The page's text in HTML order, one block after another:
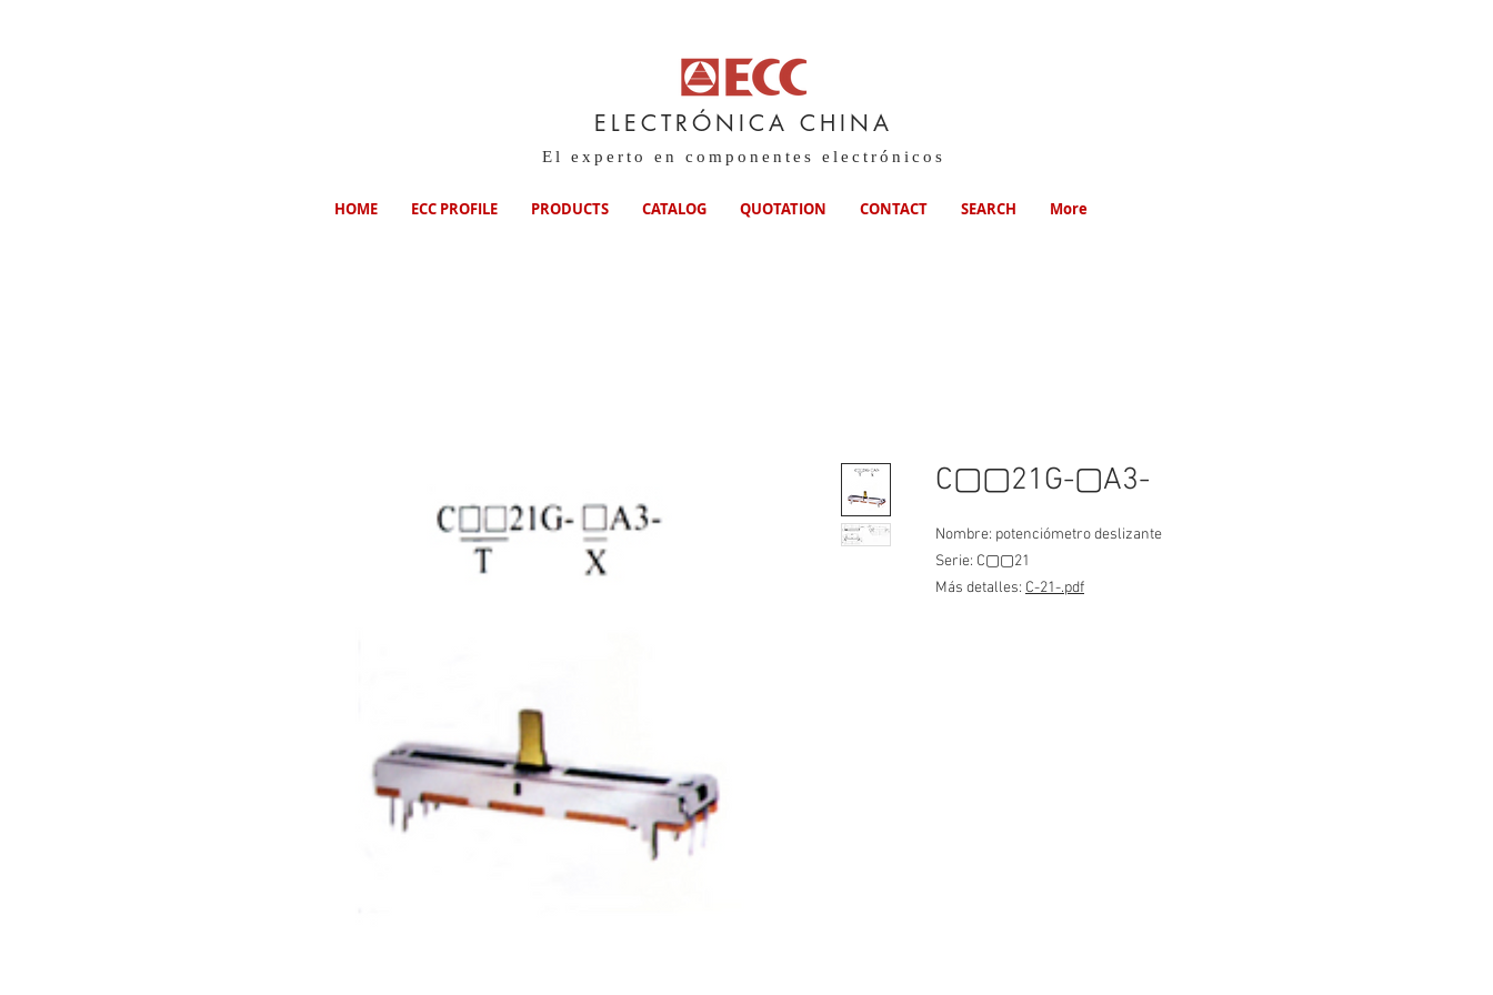
ELECTRÓNICA CHINA
El experto en componentes electrónicos
HOME ECC PROFILE PRODUCTS CATALOG QUOTATION CONTACT SEARCH More
C▢▢21G-▢A3-
Nombre: potenciómetro deslizante
Serie: C▢▢21
Más detalles: C-21-.pdf